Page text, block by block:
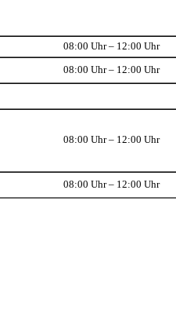
08:00 Uhr – 12:00 Uhr
08:00 Uhr – 12:00 Uhr
08:00 Uhr – 12:00 Uhr
08:00 Uhr – 12:00 Uhr